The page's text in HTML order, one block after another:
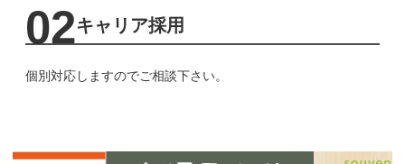
02キャリア採用
個別対応しますのでご相談下さい。